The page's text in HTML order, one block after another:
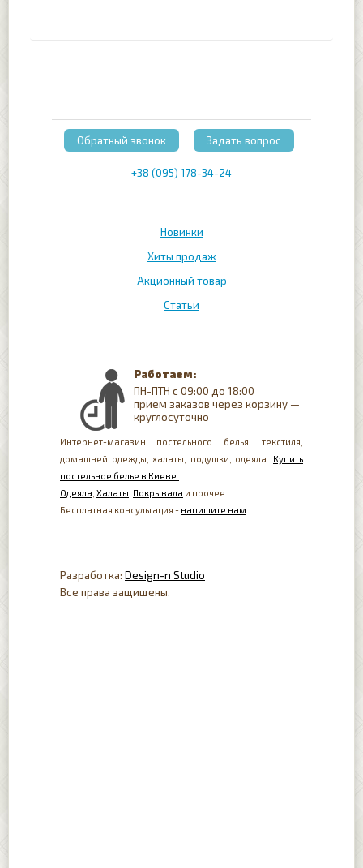
Новинки
Хиты продаж
Акционный товар
Статьи
+38 (095) 178-34-24
Обратный звонок Задать вопрос
Работаем:
ПН-ПТН с 09:00 до 18:00
прием заказов через корзину —
круглосуточно
Интернет-магазин постельного белья, текстиля,
домашней одежды, халаты, подушки, одеяла. Купить
постельное белье в Киеве.
Одеяла Халаты Покрывала и прочее...
Бесплатная консультация - напишите нам
Разработка: Design-n Studio
Все права защищены.